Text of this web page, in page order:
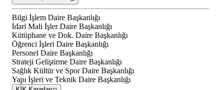
Bilgi İşlem Daire Başkanlığı
İdari Mali İşler Daire Başkanlığı
Kütüphane ve Dok. Daire Başkanlığı
Öğrenci İşleri Daire Başkanlığı
Personel Daire Başkanlığı
Strateji Geliştirme Daire Başkanlığı
Sağlık Kültür ve Spor Daire Başkanlığı
Yapı İşleri ve Teknik Daire Başkanlığı